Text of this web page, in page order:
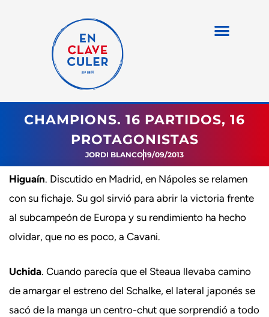
CHAMPIONS. 16 PARTIDOS, 16
PROTAGONISTAS
JORDI BLANCO19/09/2013
Higuaín. Discutido en Madrid, en Nápoles se relamen
con su fichaje. Su gol sirvió para abrir la victoria frente
al subcampeón de Europa y su rendimiento ha hecho
olvidar, que no es poco, a Cavani.
Uchida. Cuando parecía que el Steaua llevaba camino
de amargar el estreno del Schalke, el lateral japonés se
sacó de la manga un centro-chut que sorprendió a todo